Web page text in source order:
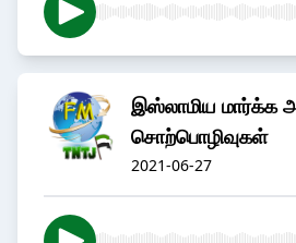
இஸ்லாமிய மார்க்க
சொற்பொழிவுகள்
2021-06-27